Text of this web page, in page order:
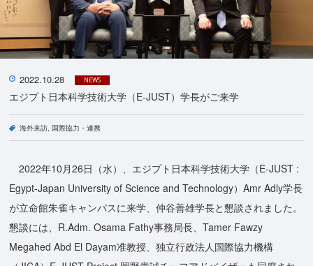
2022.10.28 NEWS
エジプト日本科学技術大学（E-JUST）学長がご来学
海外来訪 国際協力・連携
2022年10月26日（水）、エジプト日本科学技術大学（E-JUST :
Egypt-Japan University of Science and Technology）Amr Adly学長
が立命館朱雀キャンパスに来学、仲谷善雄学長と懇談されました。
懇談には、R.Adm. Osama Fathy事務局長、Tamer Fawzy
Megahed Abd El Dayam准教授、独立行政法人国際協力機構